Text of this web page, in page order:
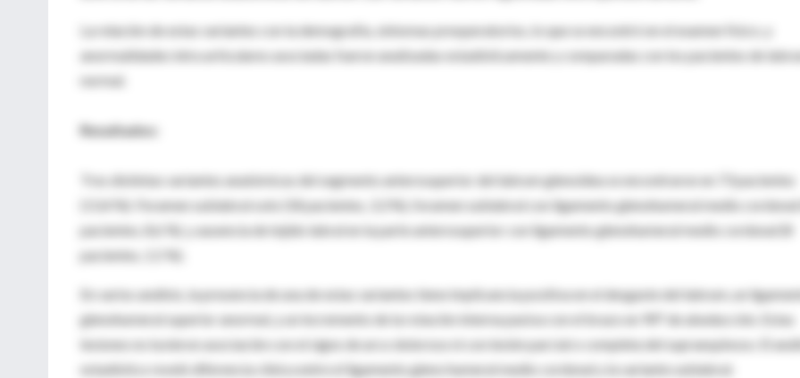
La relación de estas variantes con la demografía, síntomas preoperatorios, lo que se encontró en el examen físico, y
anormalidades intra articulares asociadas fueron analizadas estadísticamente y comparadas con los pacientes de
normal.
Resultados:
Tres distintas variantes anatómicas del segmento anterosuperior del labrum glenoidea se encontraron en 73 pacientes
(13,4 %): Foramen sublabral solo (18 pacientes, 3,3 %), foramen sublabral con ligamento glenohumeral medio cordonal
pacientes, 8,6 %), y ausencia de tejido labral en la parte anterosuperior con ligamento glenohumeral medio cordonal (8
pacientes, 1,5 %).
En varios análisis, la presencia de una de estas variantes tiene implicancia positiva en el desgaste del labrum, un
glenohumeral superior anormal, y un incremento de la rotación interna pasiva con el brazo en 90° de abeducción. Estas
lesiones no tuvieron asociación con el signo de arco doloroso ni con lesión parcial o completa del supraespinoso. El
estadístico reveló diferencia clínica entre el ligamento gleno humeral medio cordonal y la variante sublabral.